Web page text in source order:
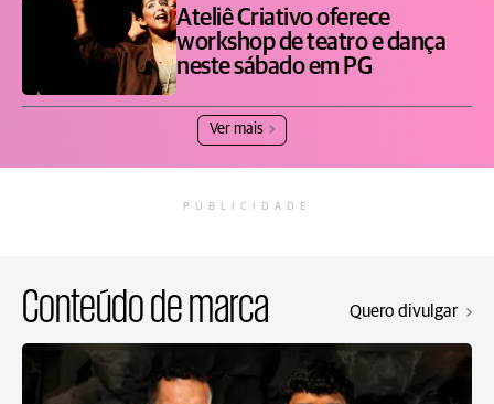
Ateliê Criativo oferece
workshop de teatro e dança
neste sábado em PG
Ver mais
PUBLICIDADE
Conteúdo de marca Quero divulgar